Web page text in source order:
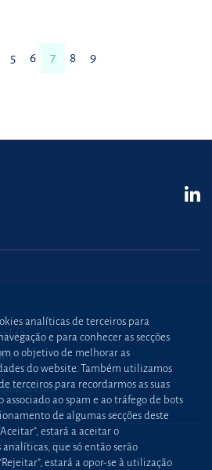
5 6 7 8 9
PT980226511
analíticas de terceiros para
e para conhecer as secções
o objetivo de melhorar as
do website. Também utilizamos
terceiros para recordarmos as suas
ao spam e ao tráfego de bots
de algumas secções deste
estará a aceitar o
que só então serão
estará a opor-se à utilização